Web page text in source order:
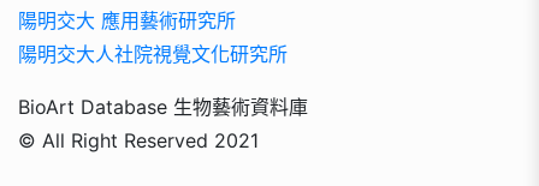
陽明交大 應用藝術研究所
陽明交大人社院視覺文化研究所
BioArt Database 生物藝術資料庫
© All Right Reserved 2021